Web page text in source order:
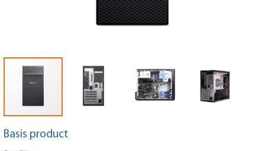
Basis product